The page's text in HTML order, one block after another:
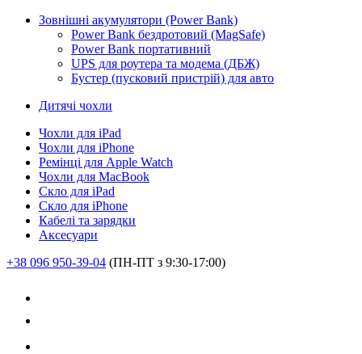
Зовнішні акумулятори (Power Bank)
Power Bank бездротовий (MagSafe)
Power Bank портативний
UPS для роутера та модема (ДБЖ)
Бустер (пусковий пристрій) для авто
Дитячі чохли
Чохли для iPad
Чохли для iPhone
Ремінці для Apple Watch
Чохли для MacBook
Скло для iPad
Скло для iPhone
Кабелі та зарядки
Аксесуари
+38 096 950-39-04 (ПН-ПТ з 9:30-17:00)